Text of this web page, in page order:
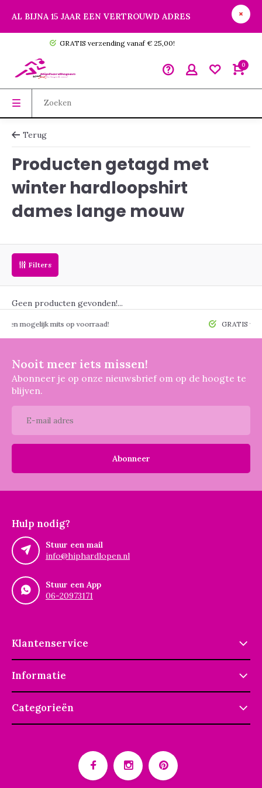
AL BIJNA 15 JAAR EEN VERTROUWD ADRES
GRATIS verzending vanaf € 25,00!
0
Terug
Producten getagd met
winter hardloopshirt
dames lange mouw
Filters
Geen producten gevonden!...
mits op voorraad! GRATIS
Nooit meer iets missen!
Abonneer je op onze nieuwsbrief om op de hoogte te
blijven.
Abonneer
Hulp nodig?
Stuur een mail
info@hiphardlopen.nl
Stuur een App
06-20973171
Klantenservice
Informatie
Categorieën